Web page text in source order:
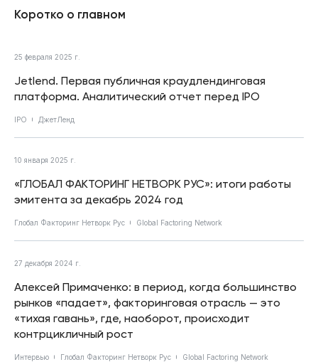
Коротко о главном
25 февраля 2025 г.
Jetlend. Первая публичная краудлендинговая
платформа. Аналитический отчет перед IPO
IPO ДжетЛенд
10 января 2025 г.
«ГЛОБАЛ ФАКТОРИНГ НЕТВОРК РУС»: итоги работы
эмитента за декабрь 2024 год
Глобал Факторинг Нетворк Рус Global Factoring Network
27 декабря 2024 г.
Алексей Примаченко: в период, когда большинство
рынков «падает», факторинговая отрасль — это
«тихая гавань», где, наоборот, происходит
контрцикличный рост
Интервью Глобал Факторинг Нетворк Рус Global Factoring Network